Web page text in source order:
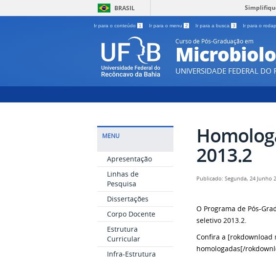
BRASIL
Ir para o conteúdo 1 Ir para o menu 2 Ir para a busca 3 Ir para o
Curso de Pós-Graduação em
UNIVERSIDADE FEDERAL
MENU
Apresentação
Linhas de
Pesquisa
Dissertações
Corpo Docente
Estrutura
Curricular
Infra-Estrutura
2013.2
Publicado: Segunda, 24 Junho
O Programa de Pós-
seletivo 2013.2.
Confira a
homologadas[/